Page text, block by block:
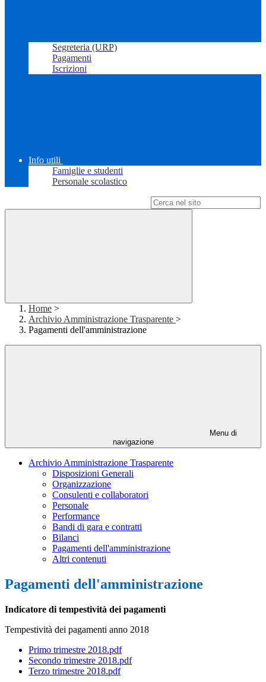
Segreteria (URP)
Pagamenti
Iscrizioni
Info utili
Famiglie e studenti
Personale scolastico
Home >
Archivio Amministrazione Trasparente >
Pagamenti dell'amministrazione
Menu di
navigazione
Archivio Amministrazione Trasparente
Disposizioni Generali
Organizzazione
Consulenti e collaboratori
Personale
Performance
Bandi di gara e contratti
Bilanci
Pagamenti dell'amministrazione
Altri contenuti
Pagamenti dell'amministrazione
Indicatore di tempestività dei pagamenti
Tempestività dei pagamenti anno 2018
Primo trimestre 2018.pdf
Secondo trimestre 2018.pdf
Terzo trimestre 2018.pdf